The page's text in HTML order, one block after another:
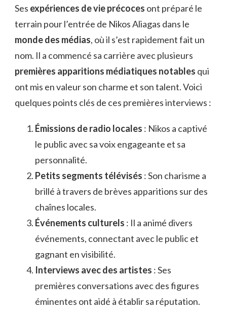
Ses expériences de vie précoces ont préparé le
terrain pour l’entrée de Nikos Aliagas dans le
monde des médias, où il s’est rapidement fait un
nom. Il a commencé sa carrière avec plusieurs
premières apparitions médiatiques notables qui
ont mis en valeur son charme et son talent. Voici
quelques points clés de ces premières interviews :
Émissions de radio locales : Nikos a captivé
le public avec sa voix engageante et sa
personnalité.
Petits segments télévisés : Son charisme a
brillé à travers de brèves apparitions sur des
chaînes locales.
Événements culturels : Il a animé divers
événements, connectant avec le public et
gagnant en visibilité.
Interviews avec des artistes : Ses
premières conversations avec des figures
éminentes ont aidé à établir sa réputation.